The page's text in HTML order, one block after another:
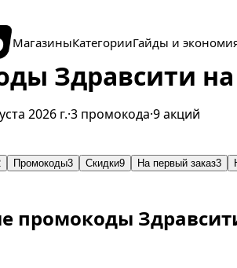
МагазиныКатегорииГайды и
Здравсити на
2026 г.·3 промокода·9 акций
Промокоды3 Скидки9 На первый заказ3
промокоды